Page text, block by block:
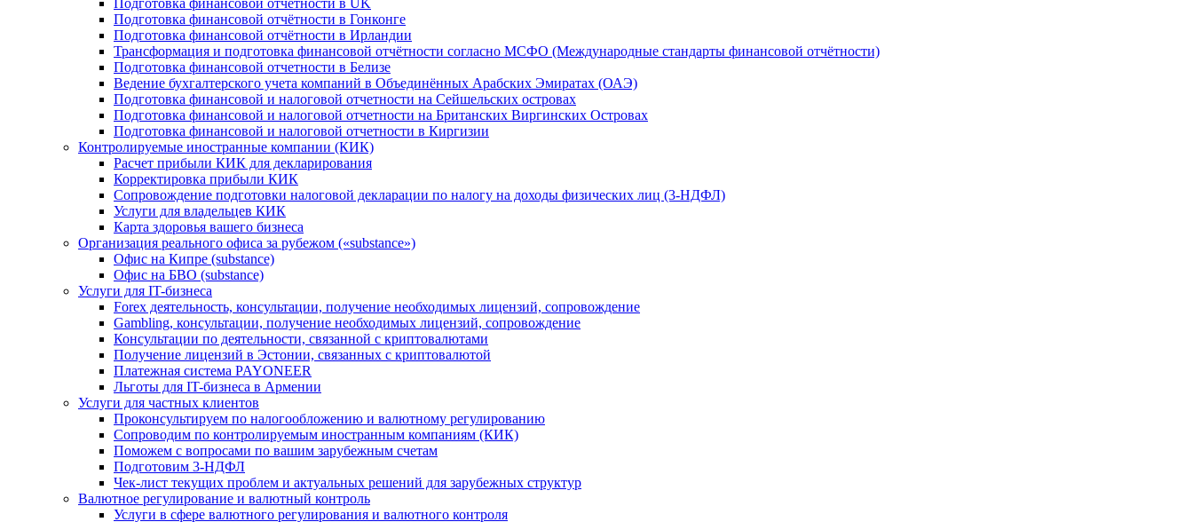
Подготовка финансовой отчётности в UK
Подготовка финансовой отчётности в Гонконге
Подготовка финансовой отчётности в Ирландии
Трансформация и подготовка финансовой отчётности согласно МСФО (Международные стандарты финансовой отчётности)
Подготовка финансовой отчетности в Белизе
Ведение бухгалтерского учета компаний в Объединённых Арабских Эмиратах (ОАЭ)
Подготовка финансовой и налоговой отчетности на Сейшельских островах
Подготовка финансовой и налоговой отчетности на Британских Виргинских Островах
Подготовка финансовой и налоговой отчетности в Киргизии
Контролируемые иностранные компании (КИК)
Расчет прибыли КИК для декларирования
Корректировка прибыли КИК
Сопровождение подготовки налоговой декларации по налогу на доходы физических лиц (3-НДФЛ)
Услуги для владельцев КИК
Карта здоровья вашего бизнеса
Организация реального офиса за рубежом («substance»)
Офис на Кипре (substance)
Офис на БВО (substance)
Услуги для IT-бизнеса
Forex деятельность, консультации, получение необходимых лицензий, сопровождение
Gambling, консультации, получение необходимых лицензий, сопровождение
Консультации по деятельности, связанной с криптовалютами
Получение лицензий в Эстонии, связанных с криптовалютой
Платежная система PAYONEER
Льготы для IT-бизнеса в Армении
Услуги для частных клиентов
Проконсультируем по налогообложению и валютному регулированию
Сопроводим по контролируемым иностранным компаниям (КИК)
Поможем с вопросами по вашим зарубежным счетам
Подготовим 3-НДФЛ
Чек-лист текущих проблем и актуальных решений для зарубежных структур
Валютное регулирование и валютный контроль
Услуги в сфере валютного регулирования и валютного контроля